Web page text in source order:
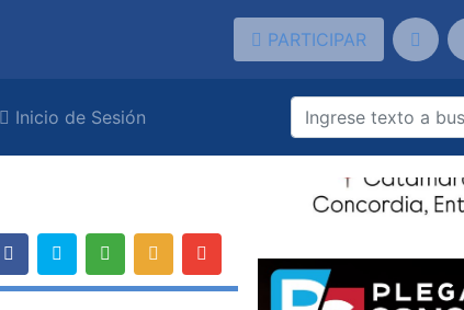
PARTICIPAR
Inicio de Sesión